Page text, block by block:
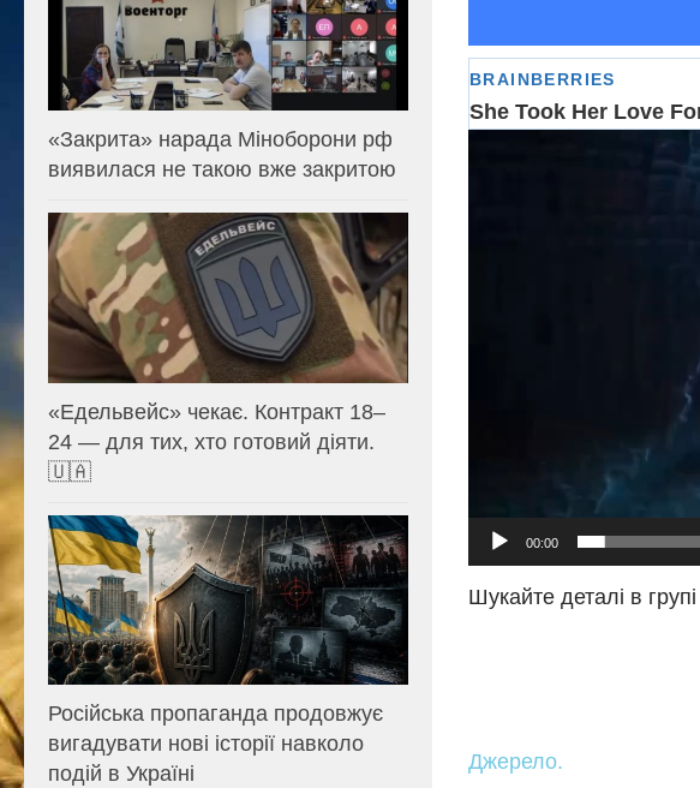
00:00
Шукайте деталі в групі
Джерело.
«Закрита» нарада Міноборони рф
виявилася не такою вже закритою
«Едельвейс» чекає. Контракт 18–
24 — для тих, хто готовий діяти.
🇺🇦
Російська пропаганда продовжує
вигадувати нові історії навколо
подій в Україні